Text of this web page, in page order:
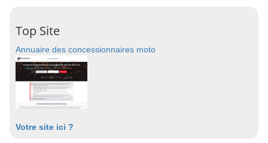
Top Site
Annuaire des concessionnaires moto
Votre site ici ?